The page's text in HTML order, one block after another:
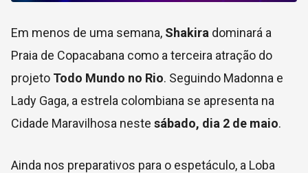
Em menos de uma semana, Shakira dominará a
Praia de Copacabana como a terceira atração do
projeto Todo Mundo no Rio. Seguindo Madonna e
Lady Gaga, a estrela colombiana se apresenta na
Cidade Maravilhosa neste sábado, dia 2 de maio.
Ainda nos preparativos para o espetáculo, a Loba